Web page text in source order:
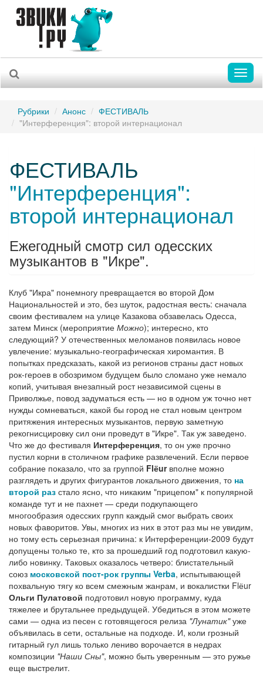
Рубрики Анонс
ФЕСТИВАЛЬ
"Интерференция": второй интернационал
ФЕСТИВАЛЬ
"Интерференция":
второй интернационал
Ежегодный смотр сил одесских
музыкантов в "Икре".
Клуб "Икра" понемногу превращается во второй Дом
Национальностей и это, без шуток, радостная весть: сначала
своим фестивалем на улице Казакова обзавелась Одесса,
затем Минск (мероприятие Можно); интересно, кто
следующий? У отечественных меломанов появилась новое
увлечение: музыкально-географическая хиромантия. В
попытках предсказать, какой из регионов страны даст новых
рок-героев в обозримом будущем было сломано уже немало
копий, учитывая внезапный рост независимой сцены в
Приволжье, повод задуматься есть — но в одном уж точно нет
нужды сомневаться, какой бы город не стал новым центром
притяжения интересных музыкантов, первую заметную
рекогнисцировку сил они проведут в "Икре". Так уж заведено.
Что же до фестиваля Интерференция, то он уже прочно
пустил корни в столичном графике развлечений. Если первое
собрание показало, что за группой Flёurвполне можно
разглядеть и других фигурантов локального движения, то на
второй раз стало ясно, что никаким "прицепом" к популярной
команде тут и не пахнет — среди подкупающего
многообразия одесских групп каждый смог выбрать своих
новых фаворитов. Увы, многих из них в этот раз мы не увидим,
но тому есть серьезная причина: к Интерференции-2009 будут
допущены только те, кто за прошедший год подготовил какую-
либо новинку. Таковых оказалось четверо: блистательный
союз московской пост-рок группы Verba, испытывающей
похвальную тягу ко всем смежным жанрам, и вокалистки Flёur
Ольги Пулатовой подготовил новую программу, куда
тяжелее и брутальнее предыдущей. Убедиться в этом можете
сами — одна из песен с готовящегося релиза "Лунатик"уже
объявилась в сети, остальные на подходе. И, коли грозный
гитарный гул лишь только лениво ворочается в недрах
композиции "Наши Сны", можно быть уверенным — это ружье
еще выстрелит.